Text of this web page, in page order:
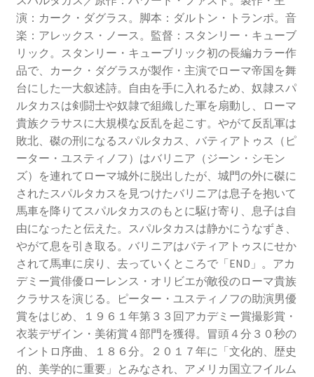
演：カーク・ダグラス。脚本：ダルトン・トランポ。音
楽：アレックス・ノース。監督：スタンリー・キューブ
リック。スタンリー・キューブリック初の長編カラー作
品で、カーク・ダグラスが製作・主演でローマ帝国を舞
台にした一大叙述詩。自由を手に入れるため、奴隷スパ
ルタカスは剣闘士や奴隷で組織した軍を扇動し、ローマ
貴族クラサスに大規模な反乱を起こす。やがて反乱軍は
敗北、磔の刑になるスパルタカス、バティアトゥス（ピ
ーター・ユスティノフ）はバリニア（ジーン・シモン
ズ）を連れてローマ城外に脱出したが、城門の外に磔に
されたスパルタカスを見つけたバリニアは息子を抱いて
馬車を降りてスパルタカスのもとに駆け寄り、息子は自
由になったと伝えた。スパルタカスは静かにうなずき、
やがて息を引き取る。バリニアはバティアトゥスにせか
されて馬車に戻り、去っていくところで「END」。アカ
デミー賞俳優ローレンス・オリビエが敵役のローマ貴族
クラサスを演じる。ピーター・ユスティノフの助演男優
賞をはじめ、１９６１年第３３回アカデミー賞撮影賞・
衣装デザイン・美術賞４部門を獲得。冒頭４分３０秒の
イントロ序曲、１８６分。２０１７年に「文化的、歴史
的、美学的に重要」とみなされ、アメリカ国立フイルム